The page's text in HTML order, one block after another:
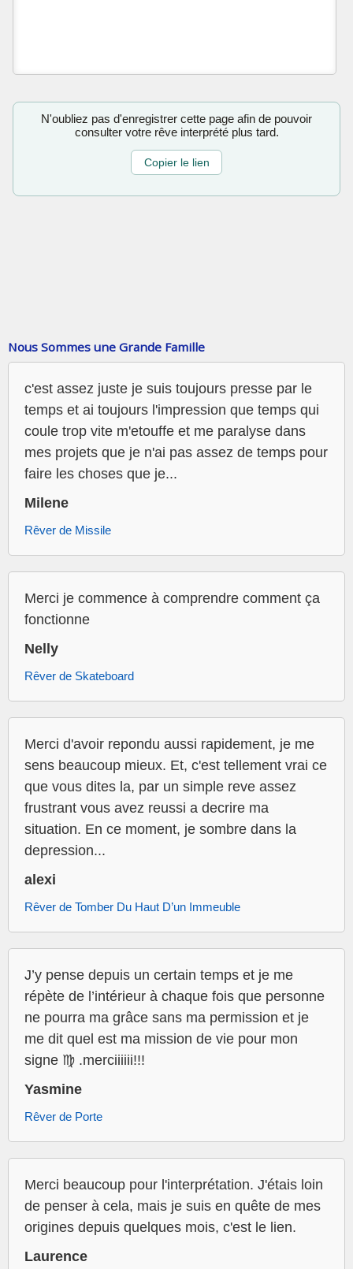
N'oubliez pas d'enregistrer cette page afin de pouvoir
consulter votre rêve interprété plus tard.
Copier le lien
Nous Sommes une Grande Famille
c'est assez juste je suis toujours presse par le
temps et ai toujours l'impression que temps qui
coule trop vite m'etouffe et me paralyse dans
mes projets que je n'ai pas assez de temps pour
faire les choses que je...
Milene
Rêver de Missile
Merci je commence à comprendre comment ça
fonctionne
Nelly
Rêver de Skateboard
Merci d'avoir repondu aussi rapidement, je me
sens beaucoup mieux. Et, c'est tellement vrai ce
que vous dites la, par un simple reve assez
frustrant vous avez reussi a decrire ma
situation. En ce moment, je sombre dans la
depression...
alexi
Rêver de Tomber Du Haut D’un Immeuble
J’y pense depuis un certain temps et je me
répète de l’intérieur à chaque fois que personne
ne pourra ma grâce sans ma permission et je
me dit quel est ma mission de vie pour mon
signe ♍️ .merciiiiii!!!
Yasmine
Rêver de Porte
Merci beaucoup pour l'interprétation. J'étais loin
de penser à cela, mais je suis en quête de mes
origines depuis quelques mois, c'est le lien.
Laurence